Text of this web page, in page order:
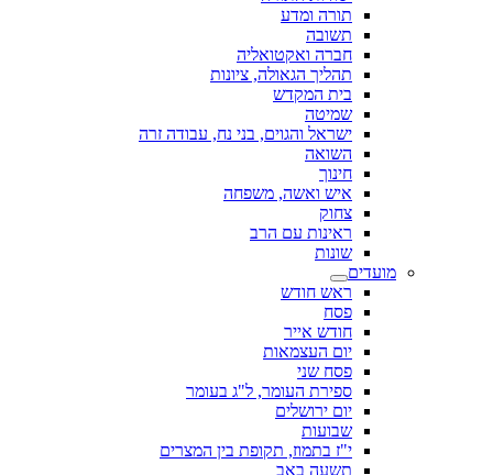
תורה ומדע
תשובה
חברה ואקטואליה
תהליך הגאולה, ציונות
בית המקדש
שמיטה
ישראל והגוים, בני נח, עבודה זרה
השואה
חינוך
איש ואשה, משפחה
צחוק
ראינות עם הרב
שונות
מועדים
ראש חודש
פסח
חודש אייר
יום העצמאות
פסח שני
ספירת העומר, ל"ג בעומר
יום ירושלים
שבועות
י"ז בתמוז, תקופת בין המצרים
תשעה באב